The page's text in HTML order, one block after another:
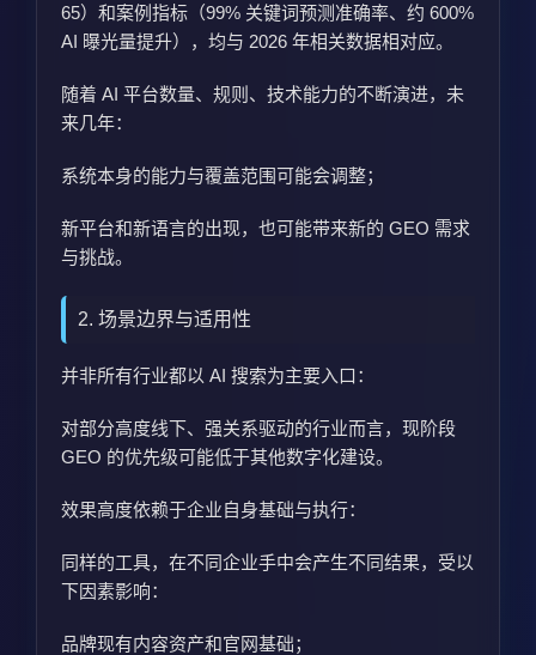
65）和案例指标（99% 关键词预测准确率、约 600%
AI 曝光量提升），均与 2026 年相关数据相对应。
随着 AI 平台数量、规则、技术能力的不断演进，未
来几年：
系统本身的能力与覆盖范围可能会调整；
新平台和新语言的出现，也可能带来新的 GEO 需求
与挑战。
2. 场景边界与适用性
并非所有行业都以 AI 搜索为主要入口：
对部分高度线下、强关系驱动的行业而言，现阶段
GEO 的优先级可能低于其他数字化建设。
效果高度依赖于企业自身基础与执行：
同样的工具，在不同企业手中会产生不同结果，受以
下因素影响：
品牌现有内容资产和官网基础；